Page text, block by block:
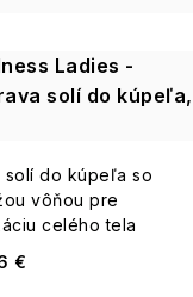
Ladies -
solí do kúpeľa,
solí do kúpeľa so
vôňou pre
celého tela
€